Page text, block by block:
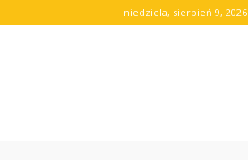
niedziela, sierpień 9, 2026